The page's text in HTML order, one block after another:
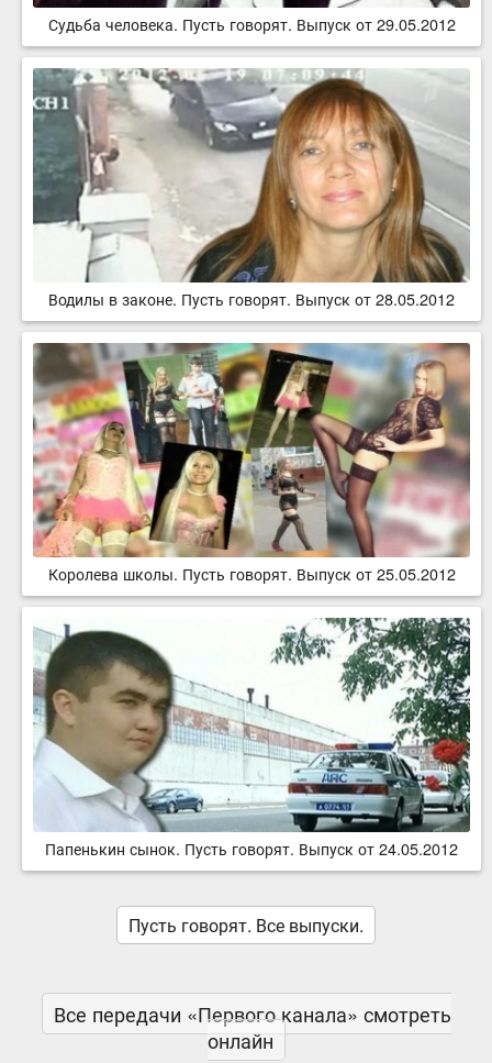
Судьба человека. Пусть говорят. Выпуск от 29.05.2012
Водилы в законе. Пусть говорят. Выпуск от 28.05.2012
Королева школы. Пусть говорят. Выпуск от 25.05.2012
Папенькин сынок. Пусть говорят. Выпуск от 24.05.2012
Пусть говорят. Все выпуски.
Все передачи «Первого канала» смотреть
онлайн